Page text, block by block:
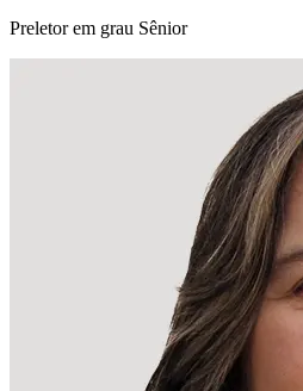
Preletor em grau Sênior